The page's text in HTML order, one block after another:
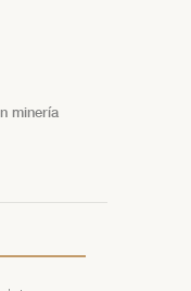
minería